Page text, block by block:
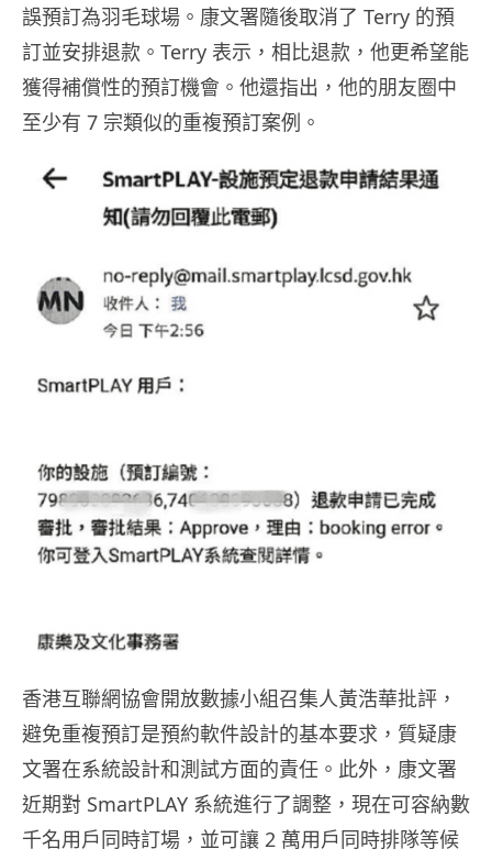
誤預訂為羽毛球場。康文署隨後取消了 Terry 的預
訂並安排退款。Terry 表示，相比退款，他更希望能
獲得補償性的預訂機會。他還指出，他的朋友圈中
至少有 7 宗類似的重複預訂案例。
香港互聯網協會開放數據小組召集人黃浩華批評，
避免重複預訂是預約軟件設計的基本要求，質疑康
文署在系統設計和測試方面的責任。此外，康文署
近期對 SmartPLAY 系統進行了調整，現在可容納數
千名用戶同時訂場，並可讓 2 萬用戶同時排隊等候